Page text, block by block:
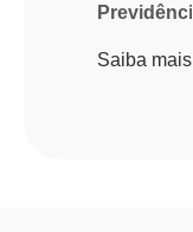
Previdência
Saiba mais